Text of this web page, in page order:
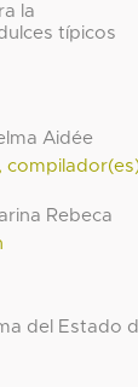
la
típicos
Aidée
Rebeca
del Estado